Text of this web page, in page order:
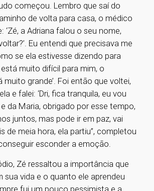
começou. Lembro que saí do
de volta para casa, o médico
‘Zé, a Adriana falou o seu nome,
Eu entendi que precisava me
se ela estivesse dizendo para
está muito difícil para mim, o
grande’. Foi então que voltei,
e falei: ‘Dri, fica tranquila, eu vou
da Maria, obrigado por esse tempo,
juntos, mas pode ir em paz, vai
de meia hora, ela partiu”, completou
esconder a emoção.
Zé ressaltou a importância que
sua vida e o quanto ele aprendeu